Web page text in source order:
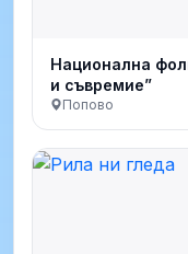
Национална
и съвремие”
Попово